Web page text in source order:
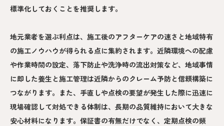
標準化しておくことを推奨します。
地元業者を選ぶ利点は、施工後のアフターケアの速さと地域特有
の施工ノウハウが得られる点に集約されます。近隣環境への配慮
や作業時間の設定、落下防止や洗浄時の流出対策など、地域事情
に即した養生と施工管理は近隣からのクレーム予防と信頼構築に
つながります。また、手直しや点検の要望が発生した際に迅速に
現場確認して対処できる体制は、長期の品質維持において大きな
安心材料になります。保証書の有無だけでなく、定期点検の頻